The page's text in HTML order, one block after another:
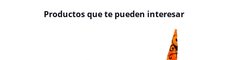
Productos que te pueden interesar